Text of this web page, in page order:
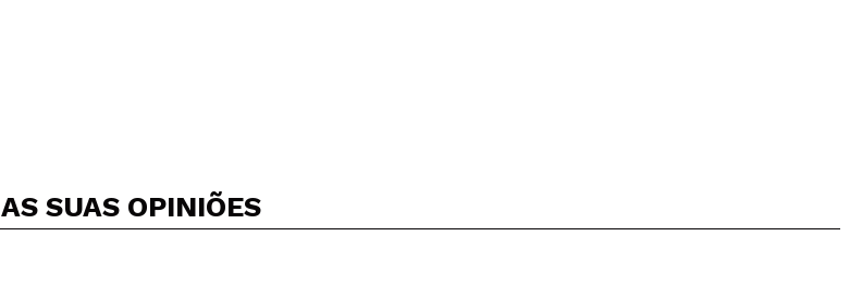
AS SUAS OPINIÕES